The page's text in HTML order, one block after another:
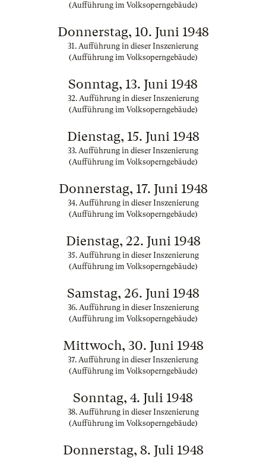
(Aufführung im Volksoperngebäude)
Donnerstag, 10. Juni 1948
31. Aufführung in dieser Inszenierung
(Aufführung im Volksoperngebäude)
Sonntag, 13. Juni 1948
32. Aufführung in dieser Inszenierung
(Aufführung im Volksoperngebäude)
Dienstag, 15. Juni 1948
33. Aufführung in dieser Inszenierung
(Aufführung im Volksoperngebäude)
Donnerstag, 17. Juni 1948
34. Aufführung in dieser Inszenierung
(Aufführung im Volksoperngebäude)
Dienstag, 22. Juni 1948
35. Aufführung in dieser Inszenierung
(Aufführung im Volksoperngebäude)
Samstag, 26. Juni 1948
36. Aufführung in dieser Inszenierung
(Aufführung im Volksoperngebäude)
Mittwoch, 30. Juni 1948
37. Aufführung in dieser Inszenierung
(Aufführung im Volksoperngebäude)
Sonntag, 4. Juli 1948
38. Aufführung in dieser Inszenierung
(Aufführung im Volksoperngebäude)
Donnerstag, 8. Juli 1948